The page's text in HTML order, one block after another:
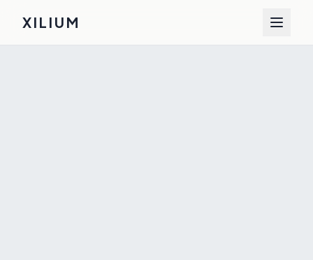
XILIUM